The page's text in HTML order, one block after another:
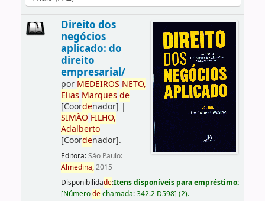
Direito dos
negócios
aplicado: do
direito
empresarial/
por MEDEIROS NETO,
Elias Marques de
[Coordenador] |
SIMÃO FILHO,
Adalberto
[Coordenador].
Editora:São Paulo:
Almedina,2015
Disponibilidade:Itens disponíveis para empréstimo:
[Númerodechamada:342.2 D598] (2).